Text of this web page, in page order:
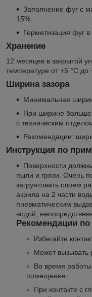
Заполнение фуг с
15%.
Герметизация фуг в
Хранение
12 месяцев в закрытой
температуре от +5 °C
Ширина зазора
Минимальная
При ширине
с техническим
Рекомендации:
Инструкция по
Поверхности
пыли и грязи. Очень
загрунтовать слоем
акрила на 2 части
пневматическим
водой,
Рекомендации по
Избегайте
Может вызывать
Во время
помещение.
При контакте с